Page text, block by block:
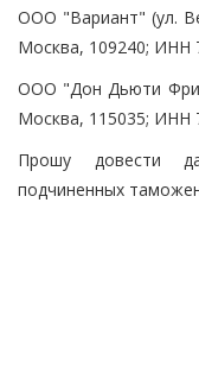
ООО "Вариант" (ул.
Москва, 109240; ИНН
ООО "Дон Дьюти Фри"
Москва, 115035; ИНН
Прошу довести
подчиненных